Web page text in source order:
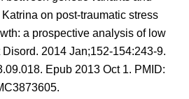
on post-traumatic stress
a prospective analysis of low
2014 Jan;152-154:243-9.
Epub 2013 Oct 1. PMID: